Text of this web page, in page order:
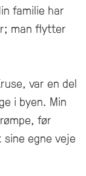
familie har
man flytter
var en del
i byen. Min
før
egne veje